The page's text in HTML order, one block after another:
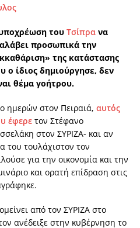
του Τσίπρα να
προσωπικά την
της κατάστασης
ο ίδιος δημιούργησε, δεν
θέμα γοήτρου.
ημερών στον Πειραιά, αυτός
έφερε τον Στέφανο
στον ΣΥΡΙΖΑ- και αν
του τουλάχιστον τον
για την οικονομία και την
και ορατή επίδραση στις
από τον ΣΥΡΙΖΑ στο
ανέδειξε στην κυβέρνηση το